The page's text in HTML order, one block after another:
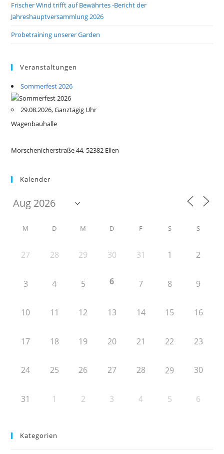
Frischer Wind trifft auf Bewährtes -Bericht der
Jahreshauptversammlung 2026
Probetraining unserer Garden
Veranstaltungen
Sommerfest 2026
29.08.2026, Ganztägig Uhr
Wagenbauhalle
Morschenicherstraße 44, 52382 Ellen
Kalender
M D M D F S S
27 28 29 30 31 1 2
3 4 5 6 7 8 9
10 11 12 13 14 15 16
17 18 19 20 21 22 23
24 25 26 27 28 29 30
31 1 2 3 4 5 6
Kategorien